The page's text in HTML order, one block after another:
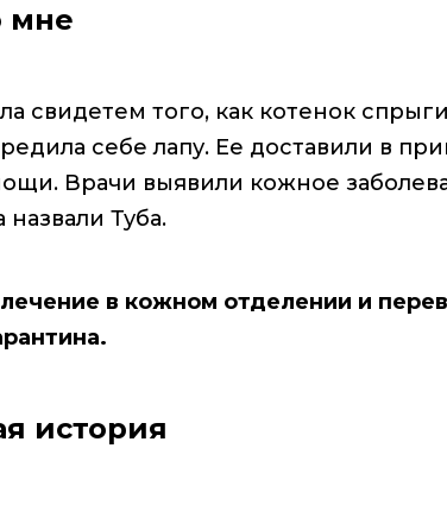
мне
свидетем того, как котенок
себе лапу. Ее доставили в
Врачи выявили кожное
назвали Туба.
в кожном отделении и
история